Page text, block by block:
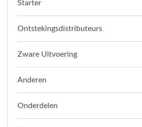
Starter
Ontstekingsdistributeurs
Zware Uitvoering
Anderen
Onderdelen